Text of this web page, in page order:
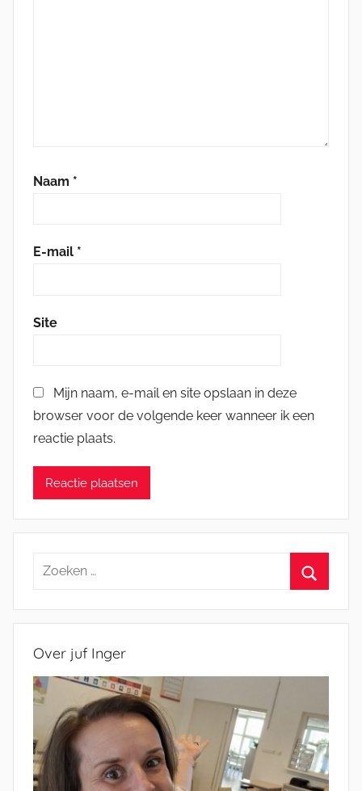
Naam *
E-mail *
Site
Mijn naam, e-mail en site opslaan in deze
browser voor de volgende keer wanneer ik een
reactie plaats.
Zoeken
Over juf Inger